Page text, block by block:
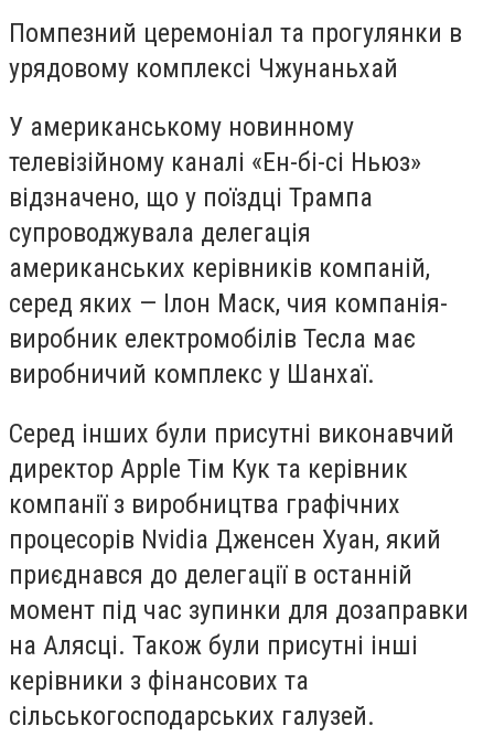
Помпезний церемоніал та прогулянки в
урядовому комплексі Чжунаньхай
У американському новинному
телевізійному каналі «Ен-бі-сі Ньюз»
відзначено, що у поїздці Трампа
супроводжувала делегація
американських керівників компаній,
серед яких — Ілон Маск, чия компанія-
виробник електромобілів Тесла має
виробничий комплекс у Шанхаї.
Серед інших були присутні виконавчий
директор Apple Тім Кук та керівник
компанії з виробництва графічних
процесорів Nvidia Дженсен Хуан, який
приєднався до делегації в останній
момент під час зупинки для дозаправки
на Алясці. Також були присутні інші
керівники з фінансових та
сільськогосподарських галузей.